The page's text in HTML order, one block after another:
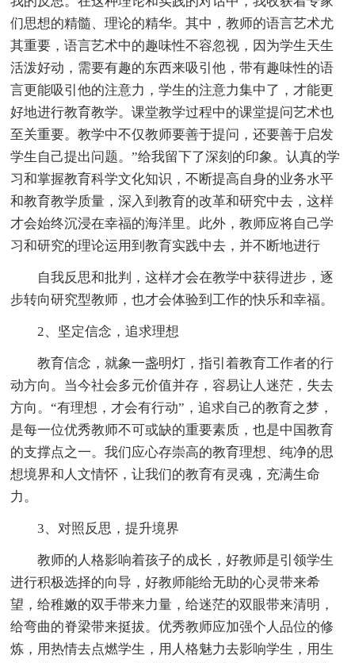
们思想的精髓、理论的精华。其中，教师的语言艺术尤
其重要，语言艺术中的趣味性不容忽视，因为学生天生
活泼好动，需要有趣的东西来吸引他，带有趣味性的语
言更能吸引他的注意力，学生的注意力集中了，才能更
好地进行教育教学。课堂教学过程中的课堂提问艺术也
至关重要。教学中不仅教师要善于提问，还要善于启发
学生自己提出问题。”给我留下了深刻的印象。认真的学
习和掌握教育科学文化知识，不断提高自身的业务水平
和教育教学质量，深入到教育的改革和研究中去，这样
才会始终沉浸在幸福的海洋里。此外，教师应将自己学
习和研究的理论运用到教育实践中去，并不断地进行
自我反思和批判，这样才会在教学中获得进步，逐
步转向研究型教师，也才会体验到工作的快乐和幸福。
2、坚定信念，追求理想
教育信念，就象一盏明灯，指引着教育工作者的行
动方向。当今社会多元价值并存，容易让人迷茫，失去
方向。“有理想，才会有行动”，追求自己的教育之梦，
是每一位优秀教师不可或缺的重要素质，也是中国教育
的支撑点之一。我们应心存崇高的教育理想、纯净的思
想境界和人文情怀，让我们的教育有灵魂，充满生命
力。
3、对照反思，提升境界
教师的人格影响着孩子的成长，好教师是引领学生
进行积极选择的向导，好教师能给无助的心灵带来希
望，给稚嫩的双手带来力量，给迷茫的双眼带来清明，
给弯曲的脊梁带来挺拔。优秀教师应加强个人品位的修
炼，用热情去点燃学生，用人格魅力去影响学生，用生